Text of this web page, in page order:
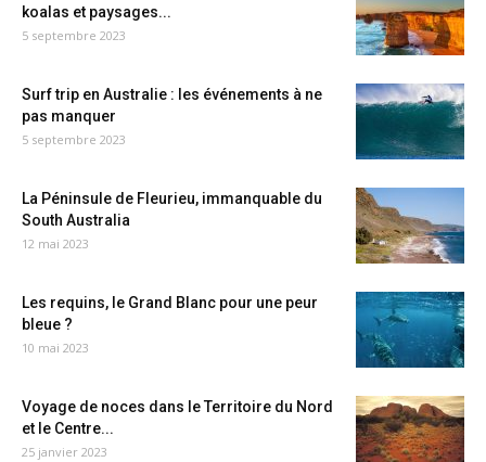
koalas et paysages...
5 septembre 2023
Surf trip en Australie : les événements à ne
pas manquer
5 septembre 2023
La Péninsule de Fleurieu, immanquable du
South Australia
12 mai 2023
Les requins, le Grand Blanc pour une peur
bleue ?
10 mai 2023
Voyage de noces dans le Territoire du Nord
et le Centre...
25 janvier 2023